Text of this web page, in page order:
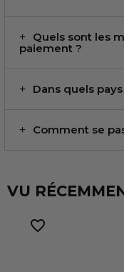
Quels sont les
paiement ?
Dans quels
Comment se
VU
favorite_border